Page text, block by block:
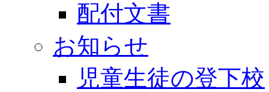
配付文書
お知らせ
児童生徒の登下校